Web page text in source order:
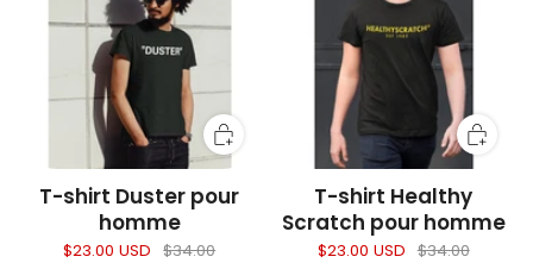
T-shirt Duster pour
homme
$23.00 USD $34.00
T-shirt Healthy
Scratch pour homme
$23.00 USD $34.00